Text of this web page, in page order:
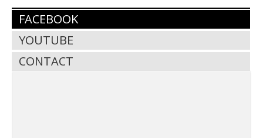
FACEBOOK
YOUTUBE
CONTACT